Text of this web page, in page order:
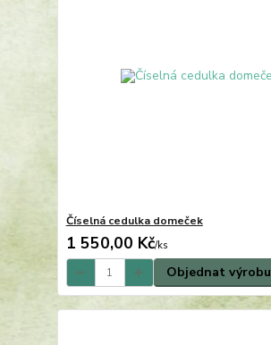
Číselná cedulka domeček
1 550,00 Kč/ks
Objednat výrobu